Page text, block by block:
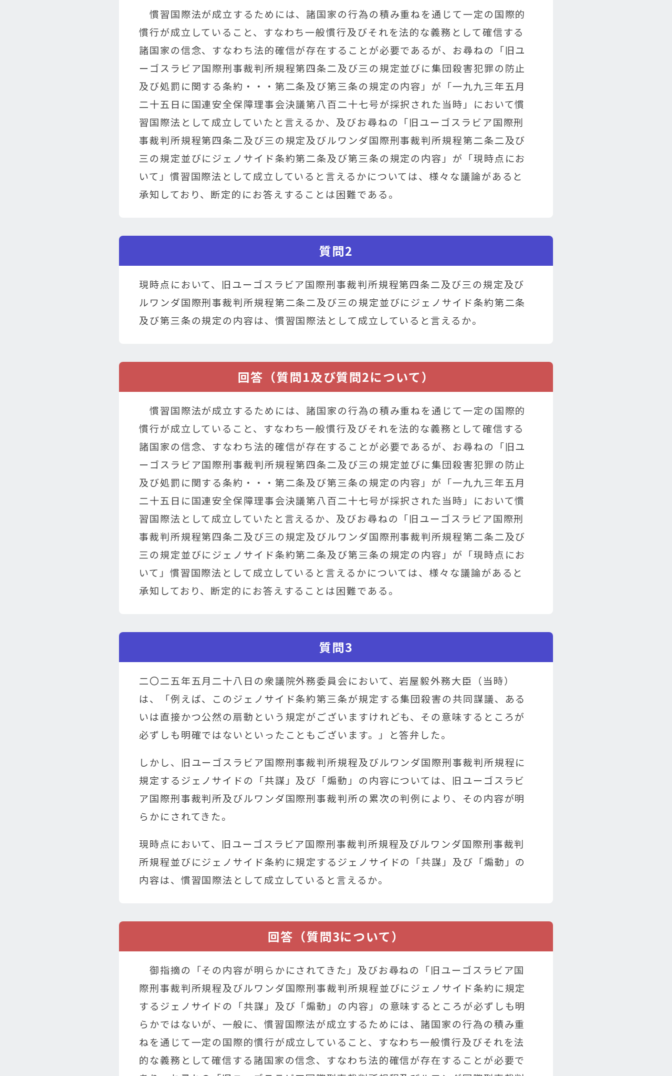
慣習国際法が成立するためには、諸国家の行為の積み重ねを通じて一定の国際的
慣行が成立していること、すなわち一般慣行及びそれを法的な義務として確信する
諸国家の信念、すなわち法的確信が存在することが必要であるが、お尋ねの「旧ユ
ーゴスラビア国際刑事裁判所規程第四条二及び三の規定並びに集団殺害犯罪の防止
及び処罰に関する条約・・・第二条及び第三条の規定の内容」が「一九九三年五月
二十五日に国連安全保障理事会決議第八百二十七号が採択された当時」において慣
習国際法として成立していたと言えるか、及びお尋ねの「旧ユーゴスラビア国際刑
事裁判所規程第四条二及び三の規定及びルワンダ国際刑事裁判所規程第二条二及び
三の規定並びにジェノサイド条約第二条及び第三条の規定の内容」が「現時点にお
いて」慣習国際法として成立していると言えるかについては、様々な議論があると
承知しており、断定的にお答えすることは困難である。
質問2
現時点において、旧ユーゴスラビア国際刑事裁判所規程第四条二及び三の規定及び
ルワンダ国際刑事裁判所規程第二条二及び三の規定並びにジェノサイド条約第二条
及び第三条の規定の内容は、慣習国際法として成立していると言えるか。
回答（質問1及び質問2について）
慣習国際法が成立するためには、諸国家の行為の積み重ねを通じて一定の国際的
慣行が成立していること、すなわち一般慣行及びそれを法的な義務として確信する
諸国家の信念、すなわち法的確信が存在することが必要であるが、お尋ねの「旧ユ
ーゴスラビア国際刑事裁判所規程第四条二及び三の規定並びに集団殺害犯罪の防止
及び処罰に関する条約・・・第二条及び第三条の規定の内容」が「一九九三年五月
二十五日に国連安全保障理事会決議第八百二十七号が採択された当時」において慣
習国際法として成立していたと言えるか、及びお尋ねの「旧ユーゴスラビア国際刑
事裁判所規程第四条二及び三の規定及びルワンダ国際刑事裁判所規程第二条二及び
三の規定並びにジェノサイド条約第二条及び第三条の規定の内容」が「現時点にお
いて」慣習国際法として成立していると言えるかについては、様々な議論があると
承知しており、断定的にお答えすることは困難である。
質問3
二〇二五年五月二十八日の衆議院外務委員会において、岩屋毅外務大臣（当時）
は、「例えば、このジェノサイド条約第三条が規定する集団殺害の共同謀議、ある
いは直接かつ公然の扇動という規定がございますけれども、その意味するところが
必ずしも明確ではないといったこともございます。」と答弁した。
しかし、旧ユーゴスラビア国際刑事裁判所規程及びルワンダ国際刑事裁判所規程に
規定するジェノサイドの「共謀」及び「煽動」の内容については、旧ユーゴスラビ
ア国際刑事裁判所及びルワンダ国際刑事裁判所の累次の判例により、その内容が明
らかにされてきた。
現時点において、旧ユーゴスラビア国際刑事裁判所規程及びルワンダ国際刑事裁判
所規程並びにジェノサイド条約に規定するジェノサイドの「共謀」及び「煽動」の
内容は、慣習国際法として成立していると言えるか。
回答（質問3について）
御指摘の「その内容が明らかにされてきた」及びお尋ねの「旧ユーゴスラビア国
際刑事裁判所規程及びルワンダ国際刑事裁判所規程並びにジェノサイド条約に規定
するジェノサイドの「共謀」及び「煽動」の内容」の意味するところが必ずしも明
らかではないが、一般に、慣習国際法が成立するためには、諸国家の行為の積み重
ねを通じて一定の国際的慣行が成立していること、すなわち一般慣行及びそれを法
的な義務として確信する諸国家の信念、すなわち法的確信が存在することが必要で